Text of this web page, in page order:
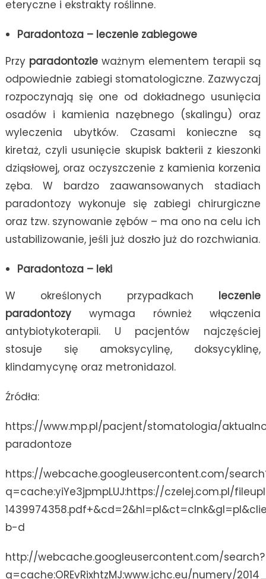
eteryczne i ekstrakty roślinne.
Paradontoza – leczenie zabiegowe
Przy paradontozieważnym elementem terapii są
odpowiednie zabiegi stomatologiczne. Zazwyczaj
rozpoczynają się one od dokładnego usunięcia
osadów i kamienia nazębnego (skalingu) oraz
wyleczenia ubytków. Czasami konieczne są
kiretaż, czyli usunięcie skupisk bakterii z kieszonki
dziąsłowej, oraz oczyszczenie z kamienia korzenia
zęba. W bardzo zaawansowanych stadiach
paradontozy wykonuje się zabiegi chirurgiczne
oraz tzw. szynowanie zębów – ma ono na celu ich
ustabilizowanie, jeśli już doszło już do rozchwiania.
Paradontoza – leki
W określonych przypadkach leczenie
paradontozywymaga również włączenia
antybiotykoterapii. U pacjentów najczęściej
stosuje się amoksycylinę, doksycyklinę,
klindamycynę oraz metronidazol.
Źródła:
https://www.mp.pl/pacjent/stomatologia/
paradontoze
https://webcache.googleusercontent.com/
q=cache:yiYe3jpmpLUJ:https://czelej.com.pl/
b-d
http://webcache.googleusercontent.com/search?
q=cache:OREvRixhtzMJ:www.jchc.eu/numery/